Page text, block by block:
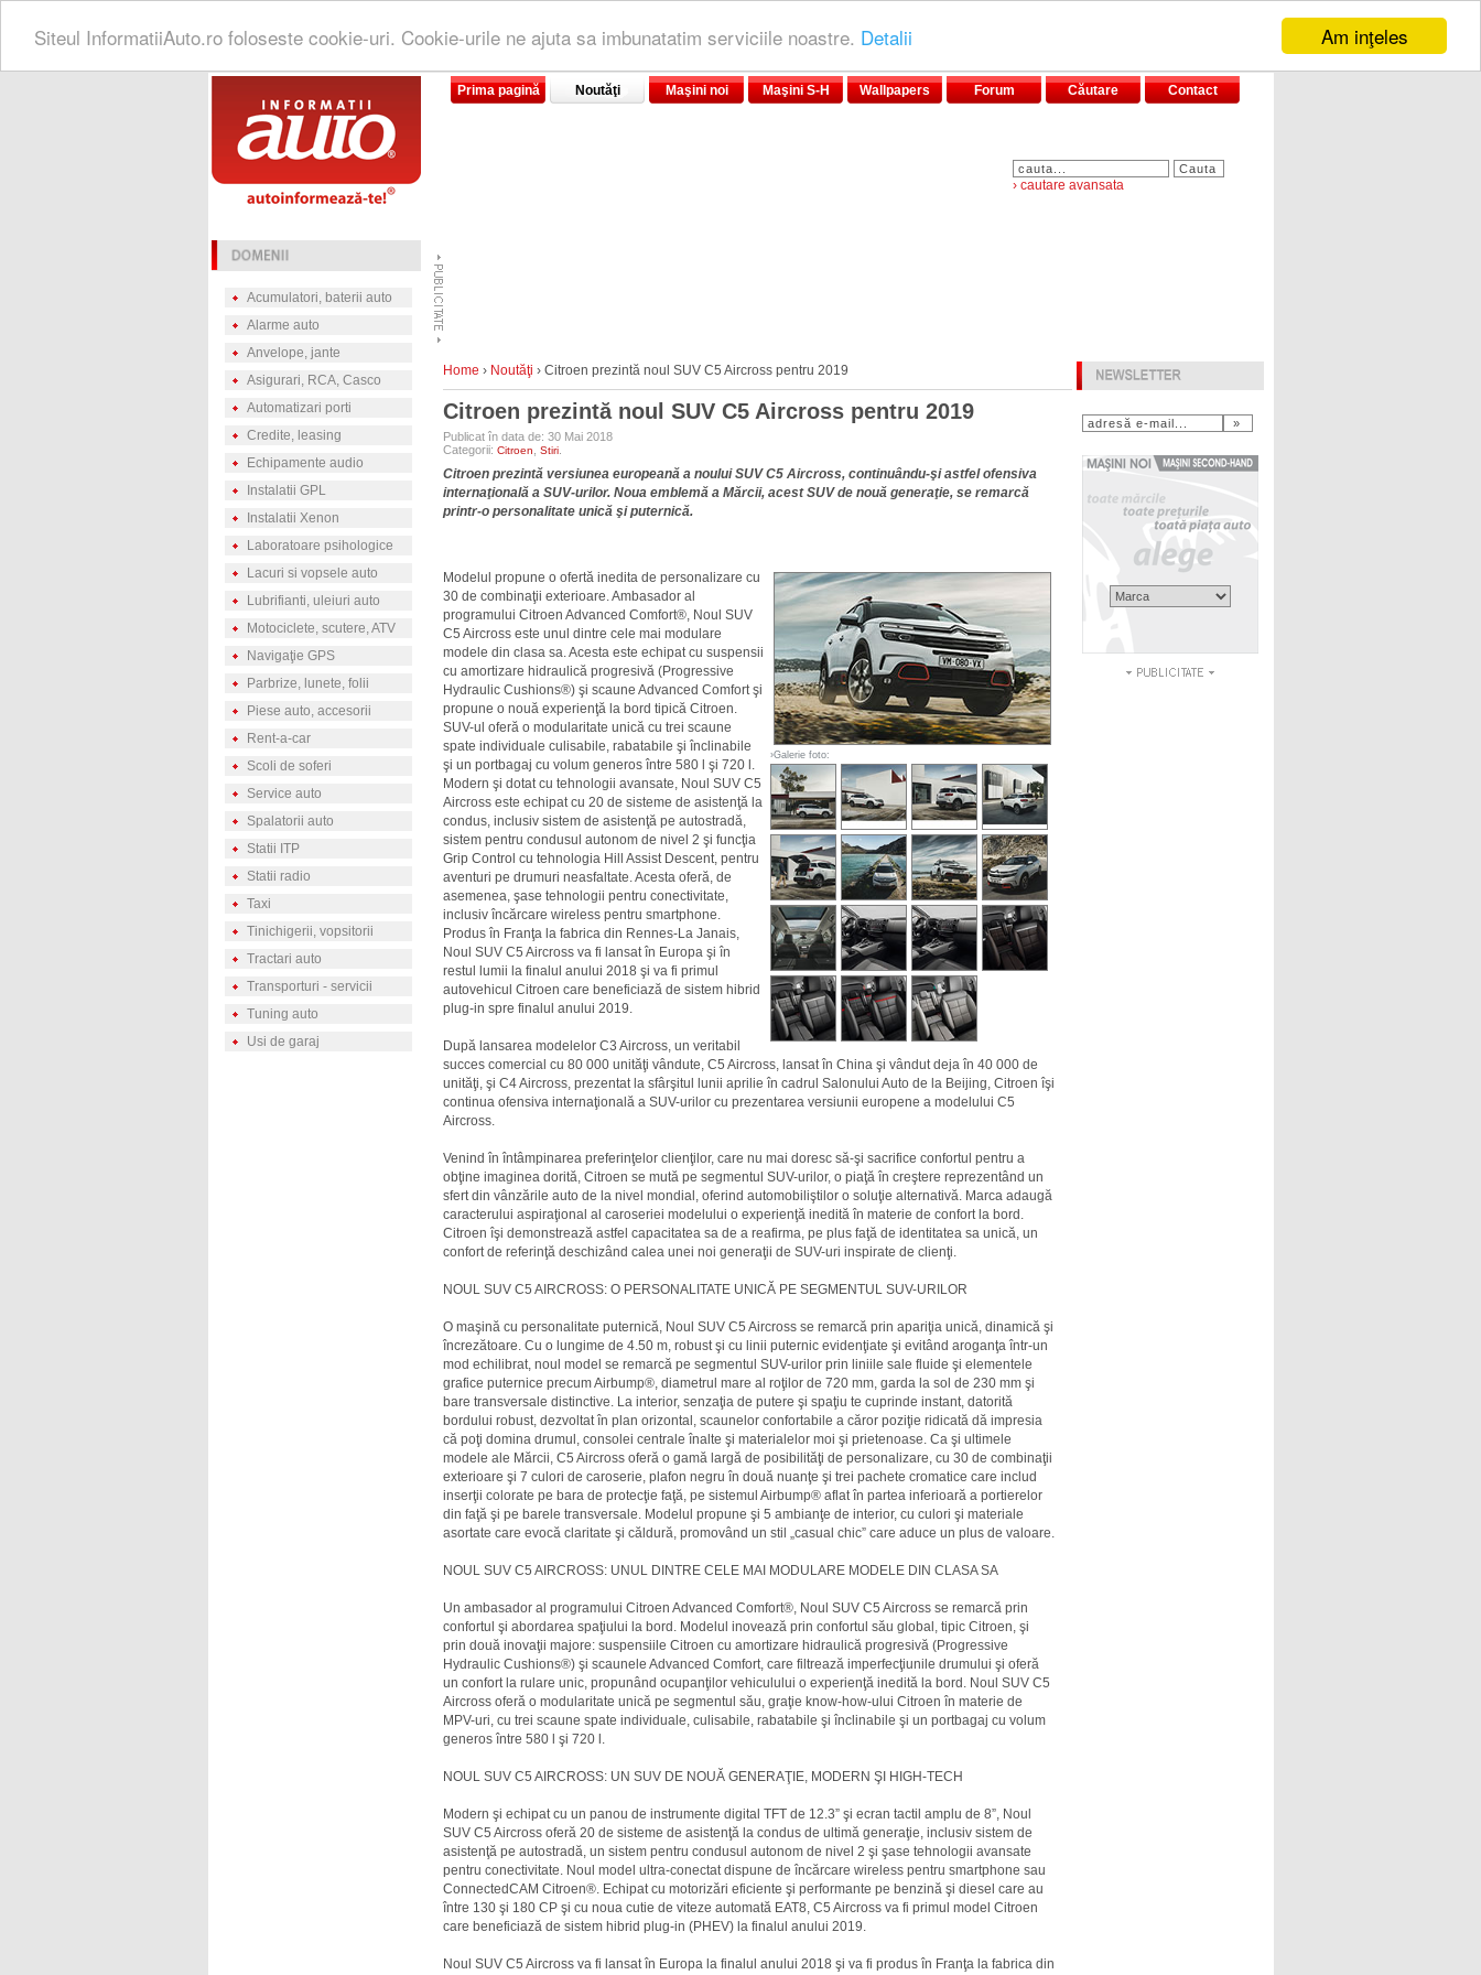
Am inţeles
Siteul InformatiiAuto.ro foloseste cookie-uri. Cookie-urile ne ajuta sa imbunatatim serviciile noastre. Detalii
Prima pagină Noutăţi Maşini noi Maşini S-H Wallpapers Forum Căutare Contact
› cautare avansata
Acumulatori, baterii auto
Alarme auto
Anvelope, jante
Asigurari, RCA, Casco
Automatizari porti
Credite, leasing
Echipamente audio
Instalatii GPL
Instalatii Xenon
Laboratoare psihologice
Lacuri si vopsele auto
Lubrifianti, uleiuri auto
Motociclete, scutere, ATV
Navigaţie GPS
Parbrize, lunete, folii
Piese auto, accesorii
Rent-a-car
Scoli de soferi
Service auto
Spalatorii auto
Statii ITP
Statii radio
Taxi
Tinichigerii, vopsitorii
Tractari auto
Transporturi - servicii
Tuning auto
Usi de garaj
Home › Noutăţi ›Citroen prezintă noul SUV C5 Aircross pentru 2019
Citroen prezintă noul SUV C5 Aircross pentru 2019
Publicat în data de: 30 Mai 2018
Categorii: Citroen Stiri.
Citroen prezintă versiunea europeană a noului SUV C5 Aircross, continuându-şi astfel ofensiva
internaţională a SUV-urilor. Noua emblemă a Mărcii, acest SUV de nouă generaţie, se remarcă
printr-o personalitate unică şi puternică.
›Galerie foto:
Modelul propune o ofertă inedita de personalizare cu
30 de combinaţii exterioare. Ambasador al
programului Citroen Advanced Comfort®, Noul SUV
C5 Aircross este unul dintre cele mai modulare
modele din clasa sa. Acesta este echipat cu suspensii
cu amortizare hidraulică progresivă (Progressive
Hydraulic Cushions®) şi scaune Advanced Comfort şi
propune o nouă experienţă la bord tipică Citroen.
SUV-ul oferă o modularitate unică cu trei scaune
spate individuale culisabile, rabatabile şi înclinabile
şi un portbagaj cu volum generos între 580 l şi 720 l.
Modern şi dotat cu tehnologii avansate, Noul SUV C5
Aircross este echipat cu 20 de sisteme de asistenţă la
condus, inclusiv sistem de asistenţă pe autostradă,
sistem pentru condusul autonom de nivel 2 şi funcţia
Grip Control cu tehnologia Hill Assist Descent, pentru
aventuri pe drumuri neasfaltate. Acesta oferă, de
asemenea, şase tehnologii pentru conectivitate,
inclusiv încărcare wireless pentru smartphone.
Produs în Franţa la fabrica din Rennes-La Janais,
Noul SUV C5 Aircross va fi lansat în Europa şi în
restul lumii la finalul anului 2018 şi va fi primul
autovehicul Citroen care beneficiază de sistem hibrid
plug-in spre finalul anului 2019.
După lansarea modelelor C3 Aircross, un veritabil
succes comercial cu 80 000 unităţi vândute, C5 Aircross, lansat în China şi vândut deja în 40 000 de
unităţi, şi C4 Aircross, prezentat la sfârşitul lunii aprilie în cadrul Salonului Auto de la Beijing, Citroen îşi
continua ofensiva internaţională a SUV-urilor cu prezentarea versiunii europene a modelului C5
Aircross.
Venind în întâmpinarea preferinţelor clienţilor, care nu mai doresc să-şi sacrifice confortul pentru a
obţine imaginea dorită, Citroen se mută pe segmentul SUV-urilor, o piaţă în creştere reprezentând un
sfert din vânzările auto de la nivel mondial, oferind automobiliştilor o soluţie alternativă. Marca adaugă
caracterului aspiraţional al caroseriei modelului o experienţă inedită în materie de confort la bord.
Citroen îşi demonstrează astfel capacitatea sa de a reafirma, pe plus faţă de identitatea sa unică, un
confort de referinţă deschizând calea unei noi generaţii de SUV-uri inspirate de clienţi.
NOUL SUV C5 AIRCROSS: O PERSONALITATE UNICĂ PE SEGMENTUL SUV-URILOR
O maşină cu personalitate puternică, Noul SUV C5 Aircross se remarcă prin apariţia unică, dinamică şi
încrezătoare. Cu o lungime de 4.50 m, robust şi cu linii puternic evidenţiate şi evitând aroganţa într-un
mod echilibrat, noul model se remarcă pe segmentul SUV-urilor prin liniile sale fluide şi elementele
grafice puternice precum Airbump®, diametrul mare al roţilor de 720 mm, garda la sol de 230 mm şi
bare transversale distinctive. La interior, senzaţia de putere şi spaţiu te cuprinde instant, datorită
bordului robust, dezvoltat în plan orizontal, scaunelor confortabile a căror poziţie ridicată dă impresia
că poţi domina drumul, consolei centrale înalte şi materialelor moi şi prietenoase. Ca şi ultimele
modele ale Mărcii, C5 Aircross oferă o gamă largă de posibilităţi de personalizare, cu 30 de combinaţii
exterioare şi 7 culori de caroserie, plafon negru în două nuanţe şi trei pachete cromatice care includ
inserţii colorate pe bara de protecţie faţă, pe sistemul Airbump® aflat în partea inferioară a portierelor
din faţă şi pe barele transversale. Modelul propune şi 5 ambianţe de interior, cu culori şi materiale
asortate care evocă claritate şi căldură, promovând un stil „casual chic” care aduce un plus de valoare.
NOUL SUV C5 AIRCROSS: UNUL DINTRE CELE MAI MODULARE MODELE DIN CLASA SA
Un ambasador al programului Citroen Advanced Comfort®, Noul SUV C5 Aircross se remarcă prin
confortul şi abordarea spaţiului la bord. Modelul inovează prin confortul său global, tipic Citroen, şi
prin două inovaţii majore: suspensiile Citroen cu amortizare hidraulică progresivă (Progressive
Hydraulic Cushions®) şi scaunele Advanced Comfort, care filtrează imperfecţiunile drumului şi oferă
un confort la rulare unic, propunând ocupanţilor vehiculului o experienţă inedită la bord. Noul SUV C5
Aircross oferă o modularitate unică pe segmentul său, graţie know-how-ului Citroen în materie de
MPV-uri, cu trei scaune spate individuale, culisabile, rabatabile şi înclinabile şi un portbagaj cu volum
generos între 580 l şi 720 l.
NOUL SUV C5 AIRCROSS: UN SUV DE NOUĂ GENERAŢIE, MODERN ŞI HIGH-TECH
Modern şi echipat cu un panou de instrumente digital TFT de 12.3” şi ecran tactil amplu de 8”, Noul
SUV C5 Aircross oferă 20 de sisteme de asistenţă la condus de ultimă generaţie, inclusiv sistem de
asistenţă pe autostradă, un sistem pentru condusul autonom de nivel 2 şi şase tehnologii avansate
pentru conectivitate. Noul model ultra-conectat dispune de încărcare wireless pentru smartphone sau
ConnectedCAM Citroen®. Echipat cu motorizări eficiente şi performante pe benzină şi diesel care au
între 130 şi 180 CP şi cu noua cutie de viteze automată EAT8, C5 Aircross va fi primul model Citroen
care beneficiază de sistem hibrid plug-in (PHEV) la finalul anului 2019.
Noul SUV C5 Aircross va fi lansat în Europa la finalul anului 2018 şi va fi produs în Franţa la fabrica din